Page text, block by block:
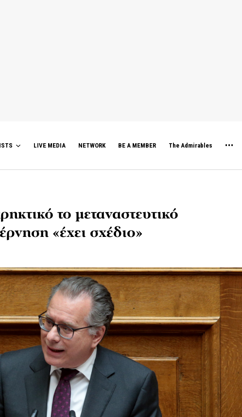
LIVE MEDIA NETWORK BE A MEMBER The Admirables
το μεταναστευτικό
«έχει σχέδιο»